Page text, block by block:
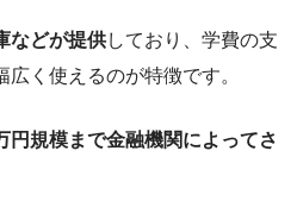
などが提供しており、学費の支
く使えるのが特徴です。
円規模まで金融機関によってさ